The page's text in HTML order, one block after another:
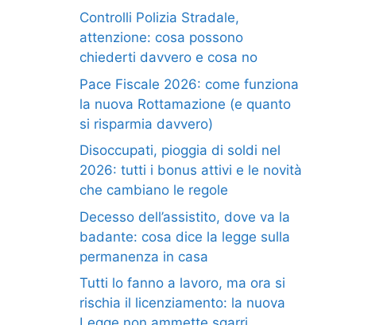
Controlli Polizia Stradale,
attenzione: cosa possono
chiederti davvero e cosa no
Pace Fiscale 2026: come funziona
la nuova Rottamazione (e quanto
si risparmia davvero)
Disoccupati, pioggia di soldi nel
2026: tutti i bonus attivi e le novità
che cambiano le regole
Decesso dell’assistito, dove va la
badante: cosa dice la legge sulla
permanenza in casa
Tutti lo fanno a lavoro, ma ora si
rischia il licenziamento: la nuova